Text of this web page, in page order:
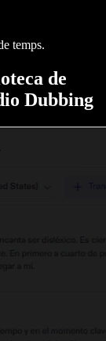
temps.
de
Dubbing